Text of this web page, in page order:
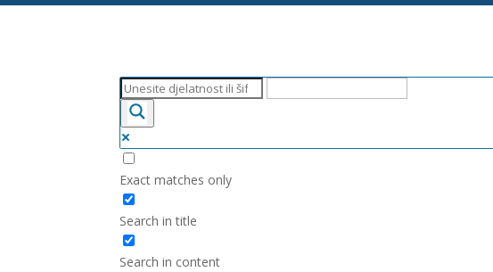
Exact matches only
Search in title
Search in content